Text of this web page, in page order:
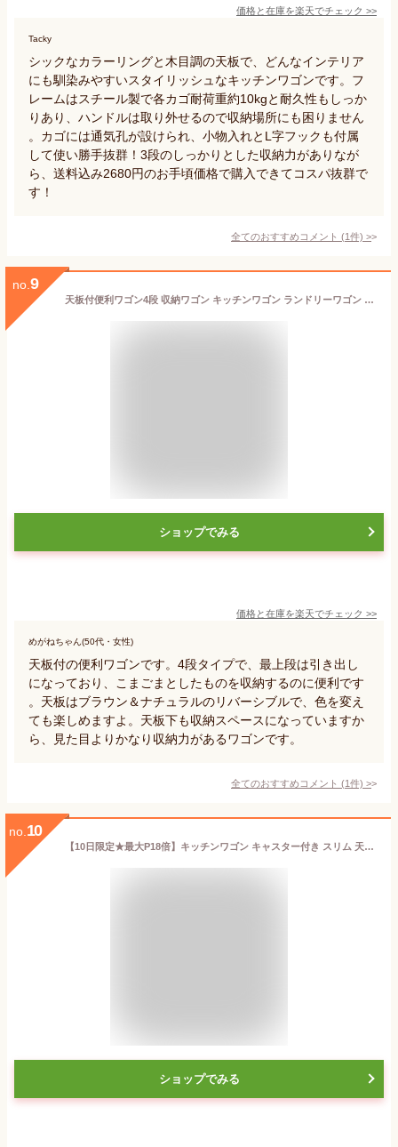
価格と在庫を楽天でチェック >>
Tacky
シックなカラーリングと木目調の天板で、どんなインテリア
にも馴染みやすいスタイリッシュなキッチンワゴンです。フ
レームはスチール製で各カゴ耐荷重約10kgと耐久性もしっか
りあり、ハンドルは取り外せるので収納場所にも困りません
。カゴには通気孔が設けられ、小物入れとL字フックも付属
して使い勝手抜群！3段のしっかりとした収納力がありなが
ら、送料込み2680円のお手頃価格で購入できてコスパ抜群で
す！
全てのおすすめコメント (1件) >
no. 9
天板付便利ワゴン4段 収納ワゴン キッチンワゴン ランドリーワゴン ワゴン ラック 収納 リバーシブル天板 天板付 天板下収納 引き出し収納 引き出し 4段 キャスター付き 便利 シンプル 組立式
ショップでみる
価格と在庫を楽天でチェック >>
めがねちゃん(50代・女性)
天板付の便利ワゴンです。4段タイプで、最上段は引き出し
になっており、こまごまとしたものを収納するのに便利です
。天板はブラウン＆ナチュラルのリバーシブルで、色を変え
ても楽しめますよ。天板下も収納スペースになっていますか
ら、見た目よりかなり収納力があるワゴンです。
全てのおすすめコメント (1件) >
no. 10
【10日限定★最大P18倍】キッチンワゴン キャスター付き スリム 天板付き 北欧 3段 幅40 奥行30 スチールラック ワゴン CMM-WG4084 収納 棚 キッチン収納 メタルラック スリム カラーメタルラック アイリスオーヤマ[幅41 奥行31 高さ84] 一人暮らし
ショップでみる